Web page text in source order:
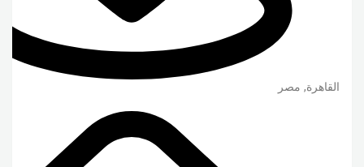
القاهرة, مصر